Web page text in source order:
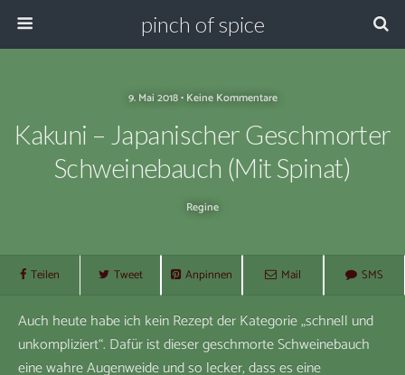
pinch of spice
9. Mai 2018 • Keine Kommentare
Kakuni – Japanischer Geschmorter
Schweinebauch (mit Spinat)
Regine
Teilen Tweet Anpinnen Mail SMS
Auch heute habe ich kein Rezept der Kategorie „schnell und
unkompliziert“. Dafür ist dieser geschmorte Schweinebauch
eine wahre Augenweide und so lecker, dass es eine